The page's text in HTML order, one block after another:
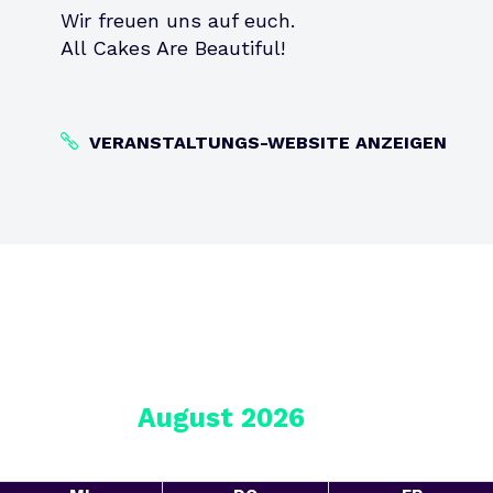
Wir freuen uns auf euch.
All Cakes Are Beautiful!
VERANSTALTUNGS-WEBSITE ANZEIGEN
August 2026